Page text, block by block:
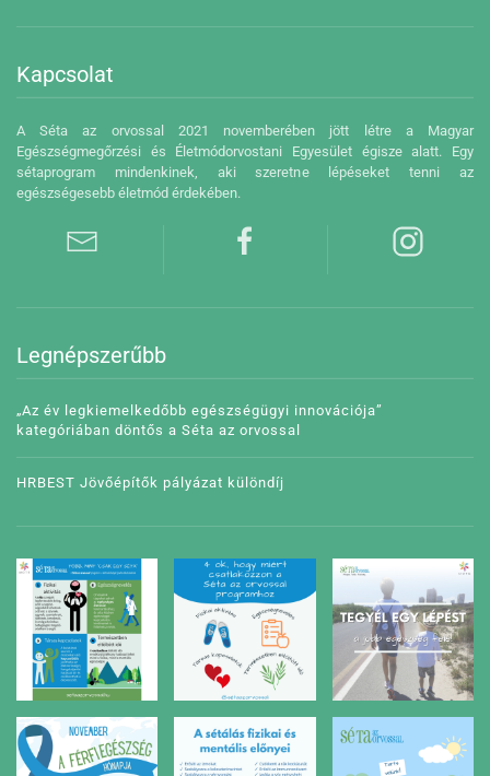
Kapcsolat
A Séta az orvossal 2021 novemberében jött létre a Magyar
Egészségmegőrzési és Életmódorvostani Egyesület égisze alatt. Egy
sétaprogram mindenkinek, aki szeretne lépéseket tenni az
egészségesebb életmód érdekében.
Legnépszerűbb
„Az év legkiemelkedőbb egészségügyi innovációja”
kategóriában döntős a Séta az orvossal
HRBEST Jövőépítők pályázat különdíj